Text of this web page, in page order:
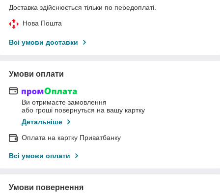
Доставка здійснюється тільки по передоплаті.
Нова Пошта
Всі умови доставки
Умови оплати
Ви отримаєте замовлення
або гроші повернуться на вашу картку
Детальніше
Оплата на картку Приватбанку
Всі умови оплати
Умови повернення